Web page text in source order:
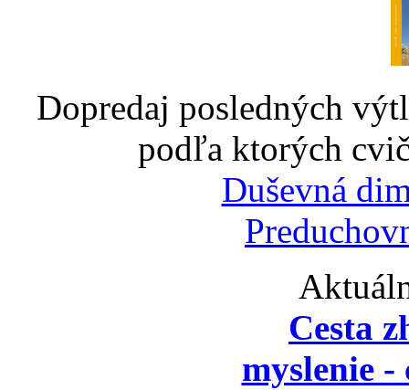
Dopredaj posledných
podľa ktorých
Duševná
Cesta
myslenie